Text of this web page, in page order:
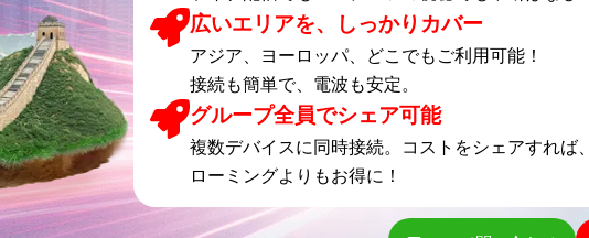
広いエリアを、しっかりカバー
アジア、ヨーロッパ、どこでもご利用可能！
接続も簡単で、電波も安定。
グループ全員でシェア可能
複数デバイスに同時接続。コストをシェアすれば、
ローミングよりもお得に！